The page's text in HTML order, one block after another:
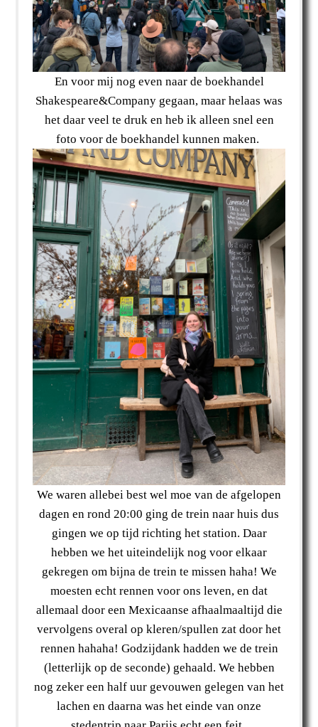
En voor mij nog even naar de boekhandel
Shakespeare&Company gegaan, maar helaas was
het daar veel te druk en heb ik alleen snel een
foto voor de boekhandel kunnen maken.
We waren allebei best wel moe van de afgelopen
dagen en rond 20:00 ging de trein naar huis dus
gingen we op tijd richting het station. Daar
hebben we het uiteindelijk nog voor elkaar
gekregen om bijna de trein te missen haha! We
moesten echt rennen voor ons leven, en dat
allemaal door een Mexicaanse afhaalmaaltijd die
vervolgens overal op kleren/spullen zat door het
rennen hahaha! Godzijdank hadden we de trein
(letterlijk op de seconde) gehaald. We hebben
nog zeker een half uur gevouwen gelegen van het
lachen en daarna was het einde van onze